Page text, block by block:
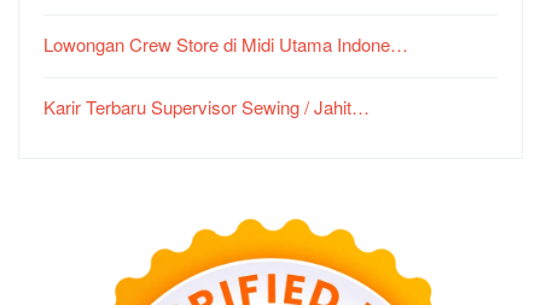
Lowongan Crew Store di Midi Utama Indone…
Karir Terbaru Supervisor Sewing / Jahit…